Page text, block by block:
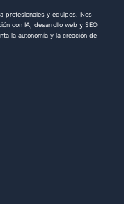
profesionales y equipos. Nos
con IA, desarrollo web y SEO
la autonomía y la creación de